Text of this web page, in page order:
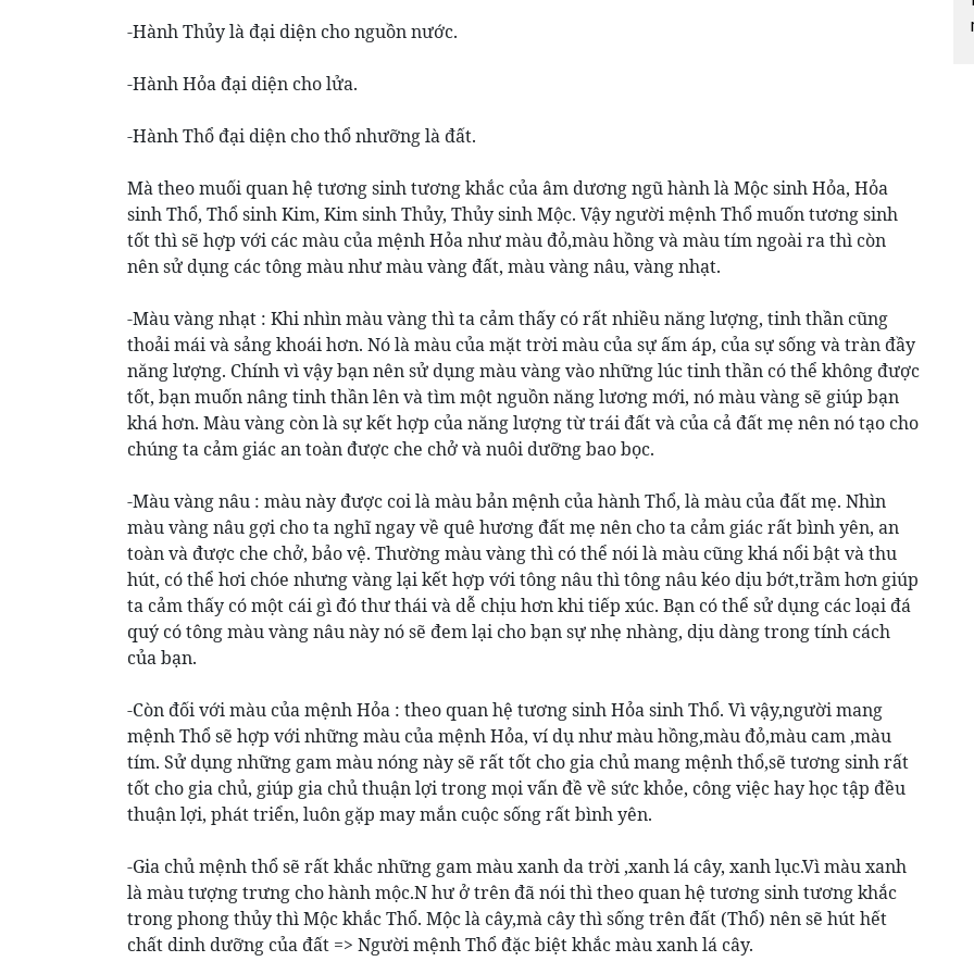
-Hành Thủy là đại diện cho nguồn nước.
-Hành Hỏa đại diện cho lửa.
-Hành Thổ đại diện cho thổ nhưỡng là đất.
Mà theo muối quan hệ tương sinh tương khắc của âm dương ngũ hành là Mộc sinh Hỏa, Hỏa
sinh Thổ, Thổ sinh Kim, Kim sinh Thủy, Thủy sinh Mộc. Vậy người mệnh Thổ muốn tương sinh
tốt thì sẽ hợp với các màu của mệnh Hỏa như màu đỏ,màu hồng và màu tím ngoài ra thì còn
nên sử dụng các tông màu như màu vàng đất, màu vàng nâu, vàng nhạt.
-Màu vàng nhạt : Khi nhìn màu vàng thì ta cảm thấy có rất nhiều năng lượng, tinh thần cũng
thoải mái và sảng khoái hơn. Nó là màu của mặt trời màu của sự ấm áp, của sự sống và tràn đầy
năng lượng. Chính vì vậy bạn nên sử dụng màu vàng vào những lúc tinh thần có thể không được
tốt, bạn muốn nâng tinh thần lên và tìm một nguồn năng lương mới, nó màu vàng sẽ giúp bạn
khá hơn. Màu vàng còn là sự kết hợp của năng lượng từ trái đất và của cả đất mẹ nên nó tạo cho
chúng ta cảm giác an toàn được che chở và nuôi dưỡng bao bọc.
-Màu vàng nâu : màu này được coi là màu bản mệnh của hành Thổ, là màu của đất mẹ. Nhìn
màu vàng nâu gợi cho ta nghĩ ngay về quê hương đất mẹ nên cho ta cảm giác rất bình yên, an
toàn và được che chở, bảo vệ. Thường màu vàng thì có thể nói là màu cũng khá nổi bật và thu
hút, có thể hơi chóe nhưng vàng lại kết hợp với tông nâu thì tông nâu kéo dịu bớt,trầm hơn giúp
ta cảm thấy có một cái gì đó thư thái và dễ chịu hơn khi tiếp xúc. Bạn có thể sử dụng các loại đá
quý có tông màu vàng nâu này nó sẽ đem lại cho bạn sự nhẹ nhàng, dịu dàng trong tính cách
của bạn.
-Còn đối với màu của mệnh Hỏa : theo quan hệ tương sinh Hỏa sinh Thổ. Vì vậy,người mang
mệnh Thổ sẽ hợp với những màu của mệnh Hỏa, ví dụ như màu hồng,màu đỏ,màu cam ,màu
tím. Sử dụng những gam màu nóng này sẽ rất tốt cho gia chủ mang mệnh thổ,sẽ tương sinh rất
tốt cho gia chủ, giúp gia chủ thuận lợi trong mọi vấn đề về sức khỏe, công việc hay học tập đều
thuận lợi, phát triển, luôn gặp may mắn cuộc sống rất bình yên.
-Gia chủ mệnh thổ sẽ rất khắc những gam màu xanh da trời ,xanh lá cây, xanh lục.Vì màu xanh
là màu tượng trưng cho hành mộc.N hư ở trên đã nói thì theo quan hệ tương sinh tương khắc
trong phong thủy thì Mộc khắc Thổ. Mộc là cây,mà cây thì sống trên đất (Thổ) nên sẽ hút hết
chất dinh dưỡng của đất => Người mệnh Thổ đặc biệt khắc màu xanh lá cây.